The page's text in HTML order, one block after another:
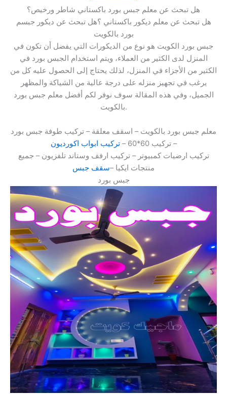
هل تبحث عن معلم جبس بورد باكستاني شاطر ورخيص؟
هل تبحث عن معلم ديكور باكستاني ؟هل تبحث عن ديكور جبسم
بورد بالكويت
جبس بورد الكويت هو نوع من الديكورات التي يفضل أن تكون في
المنزل لدى الكثير من العملاء، ويتم استخدام الجبس بورد في
الكثير من الأجزاء في المنزل، لذلك يحتاج إلى الحصول عليه كل من
يرغب في تجهيز منزله على درجة عالية من الشياكة والمظهر
الجميل، وفي هذه المقالة سوف نوفر لكم أفضل معلم جبس بورد
بالكويت.
معلم جبس بورد بالكويت – اسقف معلقة – تركيب طوفة جبس بورد
– تركيب 60*60 –
تركيب ابواب اكورديون
تركيب ارضيات كمبيوتر – تركيب ارفف وستاند تلفزيون – جميع
منتجات ايكيا –سقف جبس
جبس بورد